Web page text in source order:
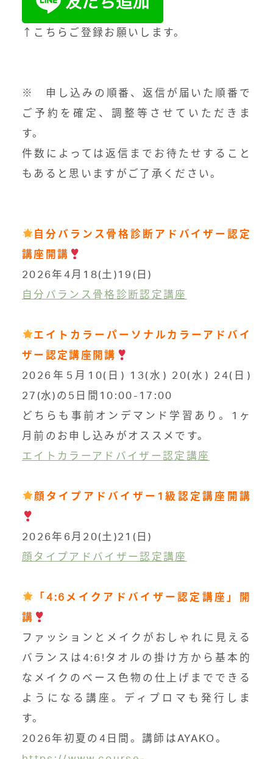
↑こちらご登録お願いします。
※ 申し込みの順番、返信が届いた順番で
ご予約を確定、調整等させていただきま
す。
件数によっては返信までお待たせすること
もあると思いますがご了承ください。
自分バランス骨格診断アドバイザー認定
講座開講
2026年4月18(土)19(日)
自分バランス骨格診断認定講座
エイトカラーパーソナルカラーアドバイ
ザー 認定講座開講
2026年5月10(日) 13(水) 20(水) 24(日)
27(水)の5日間10:00-17:00
どちらも事前オンデマンド学習あり。1ヶ
月前のお申し込みがオススメです。
エイトカラーアドバイザー認定講座
顔タイプアドバイザー 1 級認定講座開講
2026年6月20(土)21(日)
顔タイプアドバイザー認定講座
「4:6メイクアドバイザー認定講座」開
講
ファッションとメイクがおしゃれに見える
バランスは4:6!タオルの掛け方から基本的
なメイクのベース色物の仕上げまでできる
ようになる講座。ディプロマも発行しま
す。
2026年初夏の4日間。講師はAYAKO。